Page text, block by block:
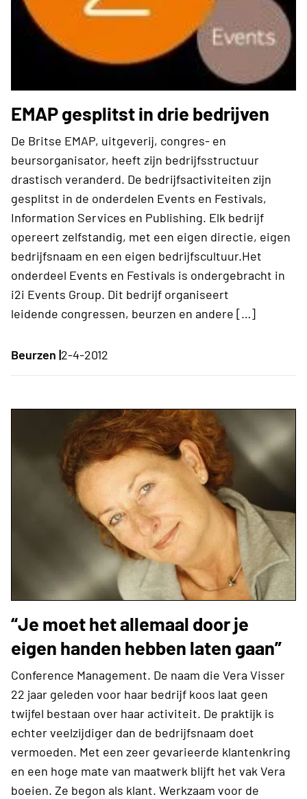
EMAP gesplitst in drie bedrijven
De Britse EMAP, uitgeverij, congres- en
beursorganisator, heeft zijn bedrijfsstructuur
drastisch veranderd. De bedrijfsactiviteiten zijn
gesplitst in de onderdelen Events en Festivals,
Information Services en Publishing. Elk bedrijf
opereert zelfstandig, met een eigen directie, eigen
bedrijfsnaam en een eigen bedrijfscultuur.Het
onderdeel Events en Festivals is ondergebracht in
i2i Events Group. Dit bedrijf organiseert
leidende congressen, beurzen en andere […]
Beurzen |2-4-2012
“Je moet het allemaal door je
eigen handen hebben laten gaan”
Conference Management. De naam die Vera Visser
22 jaar geleden voor haar bedrijf koos laat geen
twijfel bestaan over haar activiteit. De praktijk is
echter veelzijdiger dan de bedrijfsnaam doet
vermoeden. Met een zeer gevarieerde klantenkring
en een hoge mate van maatwerk blijft het vak Vera
boeien. Ze begon als klant. Werkzaam voor de